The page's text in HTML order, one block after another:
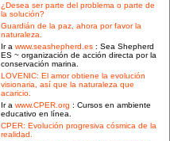
¿Desea ser parte del problema o parte de
la solución?
Guardián de la paz, ahora por favor la
naturaleza.
Ir a www.seashepherd.es : Sea Shepherd
ES ~ organización de acción directa por la
conservación marina.
LOVENIC: El amor obtiene la evolución
visionaria, así que la naturaleza que
acaricio.
Ir a www.CPER.org : Cursos en ambiente
educativo en línea.
CPER: Evolución progresiva cósmica de la
realidad.